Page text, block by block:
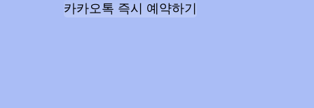
카카오톡 즉시 예약하기